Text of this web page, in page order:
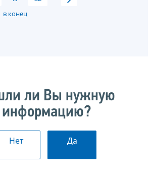
в конец
ли Вы нужную
информацию?
Нет Да